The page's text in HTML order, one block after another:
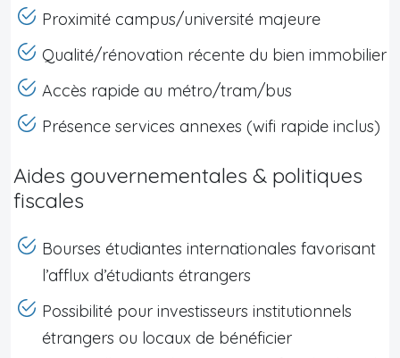
Proximité campus/université majeure
Qualité/rénovation récente du bien immobilier
Accès rapide au métro/tram/bus
Présence services annexes (wifi rapide inclus)
Aides gouvernementales & politiques
fiscales
Bourses étudiantes internationales favorisant
l’afflux d’étudiants étrangers
Possibilité pour investisseurs institutionnels
étrangers ou locaux de bénéficier